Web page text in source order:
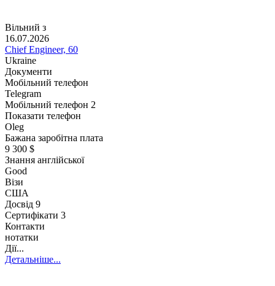
Вільний з
16.07.2026
Chief Engineer, 60
Ukraine
Документи
Мобільний телефон
Telegram
Мобільний телефон 2
Показати телефон
Oleg
Бажана заробітна плата
9 300 $
Знання англійської
Good
Візи
США
Досвід 9
Сертифікати 3
Контакти
нотатки
Дії...
Детальніше...